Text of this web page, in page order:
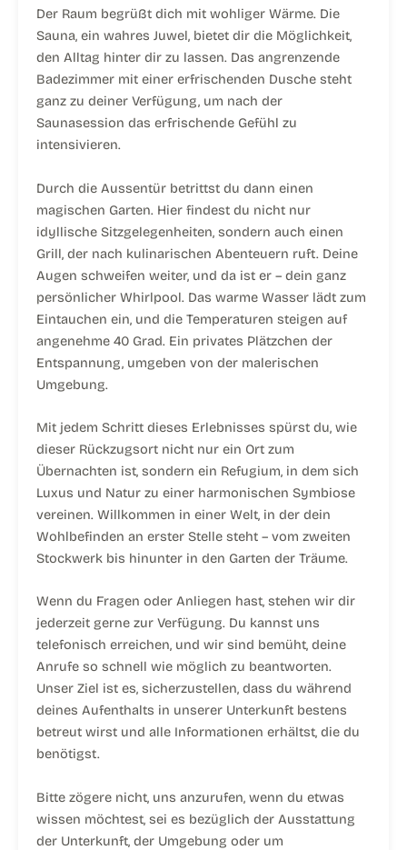
Der Raum begrüßt dich mit wohliger Wärme. Die
Sauna, ein wahres Juwel, bietet dir die Möglichkeit,
den Alltag hinter dir zu lassen. Das angrenzende
Badezimmer mit einer erfrischenden Dusche steht
ganz zu deiner Verfügung, um nach der
Saunasession das erfrischende Gefühl zu
intensivieren.
Durch die Aussentür betrittst du dann einen
magischen Garten. Hier findest du nicht nur
idyllische Sitzgelegenheiten, sondern auch einen
Grill, der nach kulinarischen Abenteuern ruft. Deine
Augen schweifen weiter, und da ist er – dein ganz
persönlicher Whirlpool. Das warme Wasser lädt zum
Eintauchen ein, und die Temperaturen steigen auf
angenehme 40 Grad. Ein privates Plätzchen der
Entspannung, umgeben von der malerischen
Umgebung.
Mit jedem Schritt dieses Erlebnisses spürst du, wie
dieser Rückzugsort nicht nur ein Ort zum
Übernachten ist, sondern ein Refugium, in dem sich
Luxus und Natur zu einer harmonischen Symbiose
vereinen. Willkommen in einer Welt, in der dein
Wohlbefinden an erster Stelle steht – vom zweiten
Stockwerk bis hinunter in den Garten der Träume.
Wenn du Fragen oder Anliegen hast, stehen wir dir
jederzeit gerne zur Verfügung. Du kannst uns
telefonisch erreichen, und wir sind bemüht, deine
Anrufe so schnell wie möglich zu beantworten.
Unser Ziel ist es, sicherzustellen, dass du während
deines Aufenthalts in unserer Unterkunft bestens
betreut wirst und alle Informationen erhältst, die du
benötigst.
Bitte zögere nicht, uns anzurufen, wenn du etwas
wissen möchtest, sei es bezüglich der Ausstattung
der Unterkunft, der Umgebung oder um